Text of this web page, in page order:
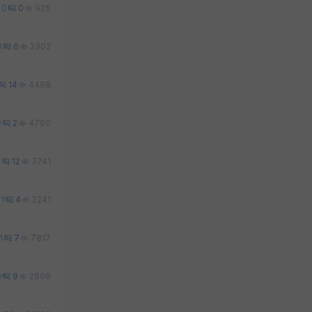
0 0 926
6 2302
14 4498
2 4760
12 3741
1 4 2241
1 7 7817
9 2899